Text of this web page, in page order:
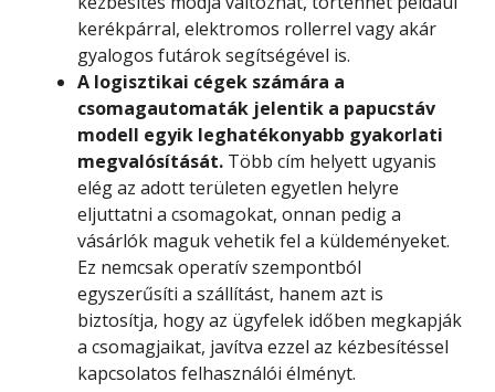
kerékpárral, elektromos rollerrel vagy akár
gyalogos futárok segítségével is.
A logisztikai cégek számára a
csomagautomaták jelentik a papucstáv
modell egyik leghatékonyabb gyakorlati
megvalósítását. Több cím helyett ugyanis
elég az adott területen egyetlen helyre
eljuttatni a csomagokat, onnan pedig a
vásárlók maguk vehetik fel a küldeményeket.
Ez nemcsak operatív szempontból
egyszerűsíti a szállítást, hanem azt is
biztosítja, hogy az ügyfelek időben megkapják
a csomagjaikat, javítva ezzel az kézbesítéssel
kapcsolatos felhasználói élményt.